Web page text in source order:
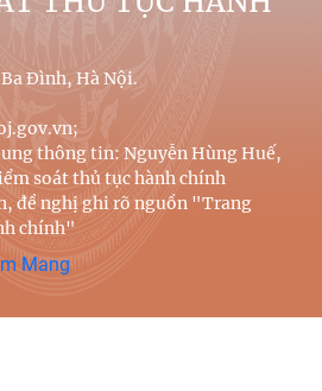
Đình, Hà Nội.
thông tin: Nguyễn Hùng Huế,
soát thủ tục hành chính
đề nghị ghi rõ nguồn "Trang
chính"